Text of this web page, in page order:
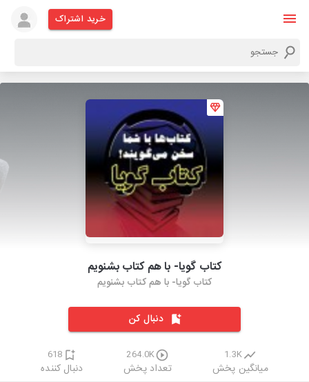
خرید اشتراک
کتاب گویا- با هم کتاب بشنویم
کتاب گویا- با هم کتاب بشنویم
دنبال کن
1.3K
میانگین پخش
264.0K
تعداد پخش
618
دنبال کننده